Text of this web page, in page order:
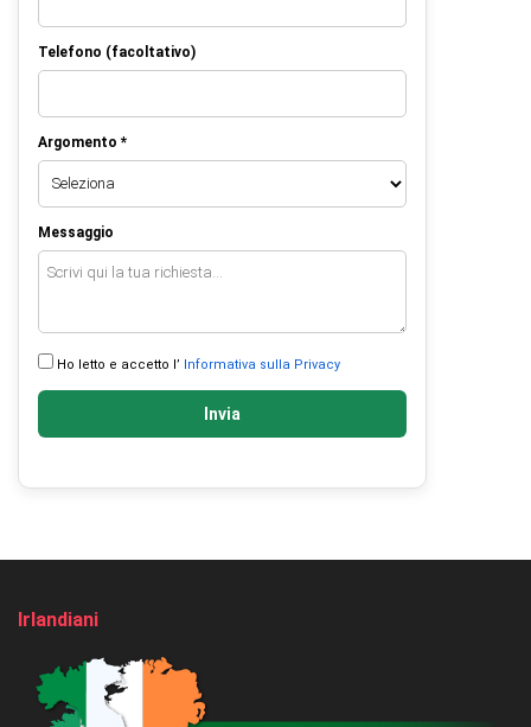
Telefono (facoltativo)
Argomento *
Messaggio
Ho letto e accetto l’ Informativa sulla Privacy
Invia
Irlandiani